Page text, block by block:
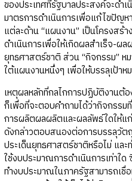
ของประเทศที่รัฐบาลประสงค์จะดำ
มาตรการดำเนินการเพื่อแก้ไขปัญ
แต่ละด้าน “แผนงาน” เป็นโครงสร้
ดำเนินการเพื่อให้เกิดผลสำเร็จ-ผ
ยุทธศาสตร์ชาติ ส่วน “กิจกรรม” ห
ใต้แผนงานหนึ่งๆ เพื่อให้บรรลุเป้า
เหตุผลหลักที่กลไกการปฏิบัติงานต้
ก็เพื่อที่จะตอบคำถามได้ว่ากิจกรรม
การผลิตผลผลิตและผลลัพธ์ใดให้แ
ดังกล่าวตอบสนองต่อการบรรลุวัต
ประเด็นยุทธศาสตร์ชาติหรือไม่ แล
ใช้งบประมาณการดำเนินการเท่าใ
ทำงบประมาณในภาครัฐสามารถเชื่